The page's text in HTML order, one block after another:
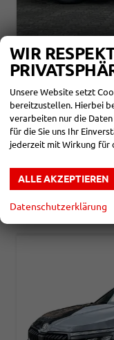
SKODA KAMIQ
SELECTION 1,0
unverbindliche Lieferzeit:
21.580,– €
Verbrauch
CO2-Klasse:D
WIR
Unsere Website setzt
bereitzustellen. Hierbei
verarbeiten nur die
für die Sie uns Ihr
jederzeit mit Wirkung für
ALLE AKZEPTIEREN
Datenschutzerklärung